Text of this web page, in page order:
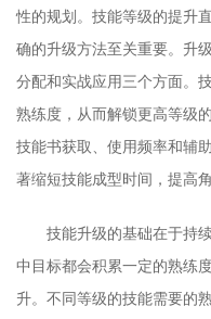
性的规划。技能等级的提升
确的升级方法至关重要。升
分配和实战应用三个方面。
熟练度，从而解锁更高等级
技能书获取、使用频率和辅
著缩短技能成型时间，提高
技能升级的基础在于持
中目标都会积累一定的熟练
升。不同等级的技能需要的